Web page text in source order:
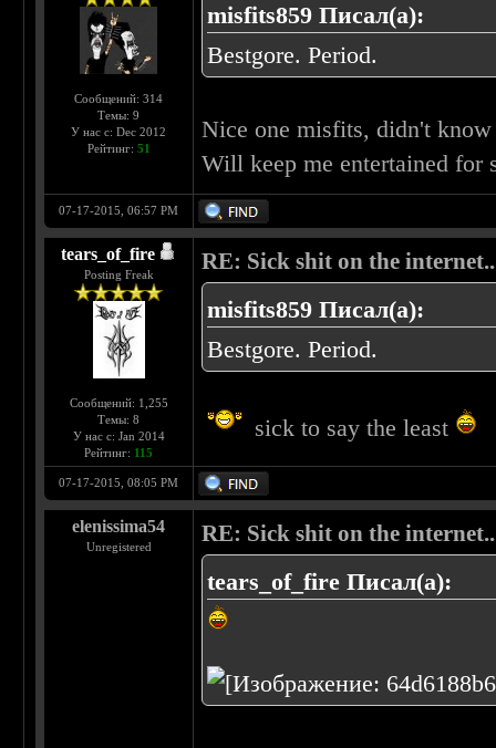
Сообщений: 314
Темы: 9
У нас с: Dec 2012
Рейтинг: 51
misfits859 Писал(а):
Bestgore. Period.
Nice one misfits, didn't
Will keep me entertained for
07-17-2015, 06:57 PM
tears_of_fire
Posting Freak
Сообщений: 1,255
Темы: 8
У нас с: Jan 2014
Рейтинг: 115
RE: Sick shit on the
misfits859 Писал(а):
Bestgore. Period.
sick to say the least
07-17-2015, 08:05 PM
elenissima54
Unregistered
RE: Sick shit on the
tears_of_fire Писал(а):